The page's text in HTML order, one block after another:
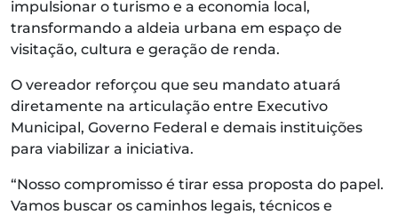
impulsionar o turismo e a economia local,
transformando a aldeia urbana em espaço de
visitação, cultura e geração de renda.
O vereador reforçou que seu mandato atuará
diretamente na articulação entre Executivo
Municipal, Governo Federal e demais instituições
para viabilizar a iniciativa.
“Nosso compromisso é tirar essa proposta do papel.
Vamos buscar os caminhos legais, técnicos e